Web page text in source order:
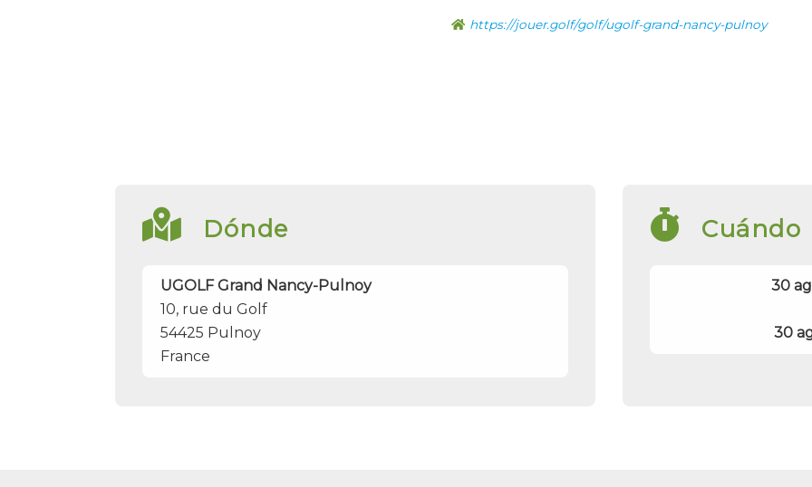
https://jouer.golf/golf/ugolf-grand-nancy-pulnoy
Dónde
UGOLF Grand Nancy-Pulnoy
10, rue du Golf
54425 Pulnoy
France
Cuándo
30
30